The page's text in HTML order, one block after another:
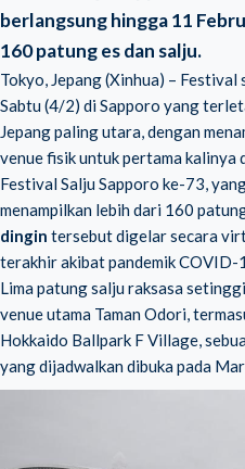
berlangsung hingga 11
160 patung es dan salju.
Tokyo, Jepang (Xinhua) –
Sabtu (4/2) di Sapporo yang
Jepang paling utara, dengan
venue fisik untuk pertama kalinya
Festival Salju Sapporo ke-73,
menampilkan lebih dari 160
dingin tersebut digelar secara
terakhir akibat pandemik COVID-
Lima patung salju raksasa
venue utama Taman Odori,
Hokkaido Ballpark F Village,
yang dijadwalkan dibuka pada